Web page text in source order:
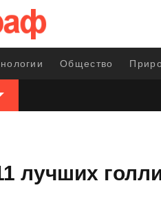
Общество
лучших